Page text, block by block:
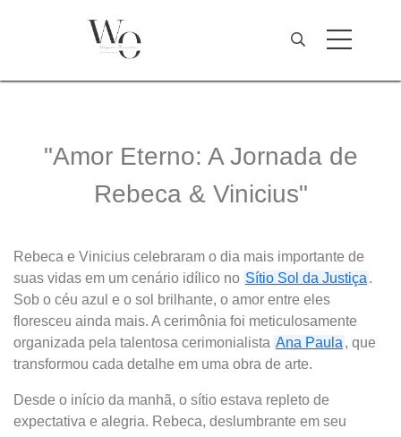
"Amor Eterno: A Jornada de
Rebeca & Vinicius"
Rebeca e Vinicius celebraram o dia mais importante de
suas vidas em um cenário idílico no Sítio Sol da Justiça .
Sob o céu azul e o sol brilhante, o amor entre eles
floresceu ainda mais. A cerimônia foi meticulosamente
organizada pela talentosa cerimonialista Ana Paula , que
transformou cada detalhe em uma obra de arte.
Desde o início da manhã, o sítio estava repleto de
expectativa e alegria. Rebeca, deslumbrante em seu